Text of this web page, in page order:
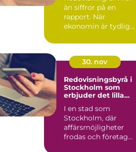
än siffror på en
rapport. När
ekonomin är tydlig
30. nov
Redovisningsbyrå i
Stockholm som
erbjuder det lilla
I en stad som
Stockholm, där
affärsmöjligheter
frodas och företag